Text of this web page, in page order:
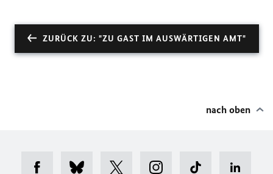
ZURÜCK ZU: "ZU GAST IM AUSWÄRTIGEN AMT"
nach oben